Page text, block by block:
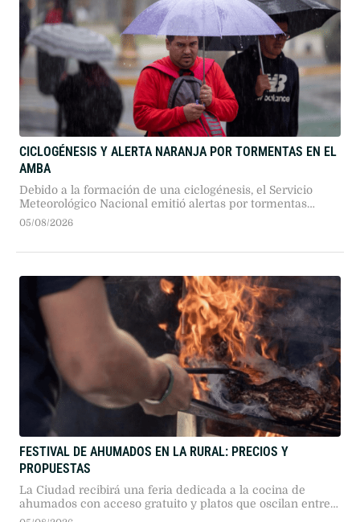
CICLOGÉNESIS Y ALERTA NARANJA POR TORMENTAS EN EL
AMBA
Debido a la formación de una ciclogénesis, el Servicio
Meteorológico Nacional emitió alertas por tormentas
severas y nevadas en el AMBA y 11 provincias. El
05/08/2026
FESTIVAL DE AHUMADOS EN LA RURAL: PRECIOS Y
PROPUESTAS
La Ciudad recibirá una feria dedicada a la cocina de
ahumados con acceso gratuito y platos que oscilan entre
7.000 y 22.000 pesos durante dos jornadas.